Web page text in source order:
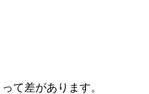
て差があります。